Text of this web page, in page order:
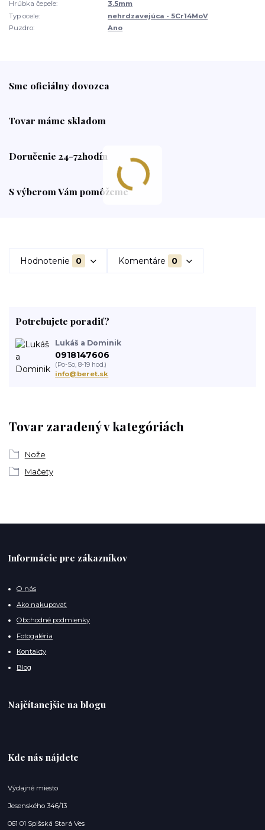
Hrúbka čepeľe:
3.5mm
Typ ocele:
nehrdzavejúca - 5Cr14MoV
Puzdro:
Ano
Sme oficiálny dovozca
Tovar máme skladom
Doručenie 24-72hodín
S výberom Vám pomôžeme
Hodnotenie 0 Komentáre 0
Tovar zaradený v kategóriách
Nože
Mačety
Potrebujete poradiť?
Lukáš a Dominik
0918147606
(Po-So, 8-19 hod.)
info@beret.sk
Informácie pre zákazníkov
O nás
Ako nakupovať
Obchodné podmienky
Fotogaléria
Kontakty
Blog
Najčítanejšie na blogu
Kde nás nájdete
Výdajné miesto
Jesenského 346/13
061 01 Spišská Stará Ves